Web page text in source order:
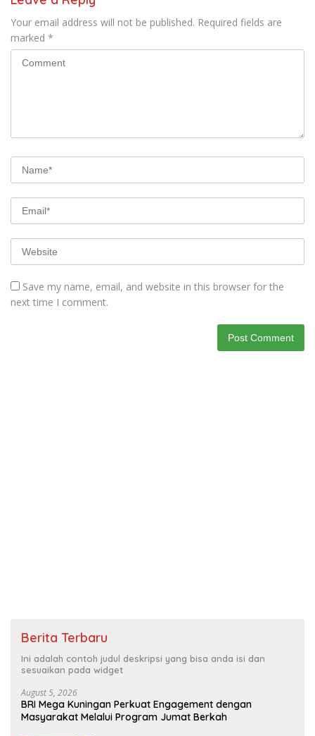
Your email address will not be published. Required fields are
marked *
Save my name, email, and website in this browser for the
next time I comment.
Berita Terbaru
Ini adalah contoh judul deskripsi yang bisa anda isi dan
sesuaikan pada widget
August 5, 2026
BRI Mega Kuningan Perkuat Engagement dengan
Masyarakat Melalui Program Jumat Berkah